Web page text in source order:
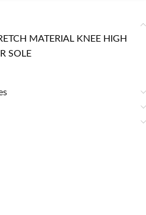
MATERIAL KNEE HIGH
SOLE